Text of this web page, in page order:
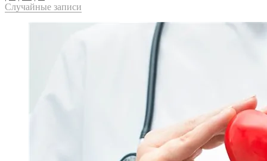
Случайные записи